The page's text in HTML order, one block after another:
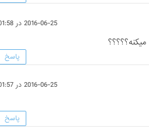
2016-06-25 در 01:58
پاسخ
2016-06-25 در 01:57
پاسخ